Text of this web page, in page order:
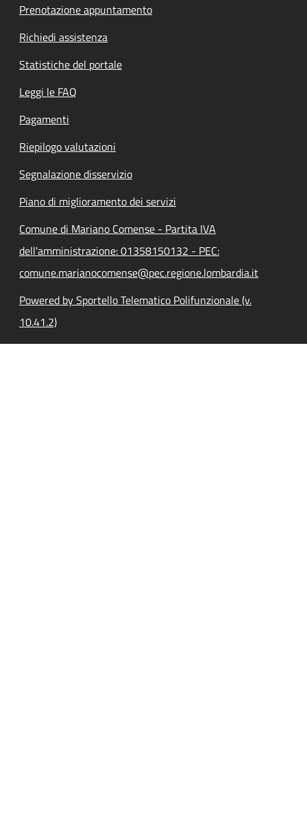
Prenotazione appuntamento
Richiedi assistenza
Statistiche del portale
Leggi le FAQ
Pagamenti
Riepilogo valutazioni
Segnalazione disservizio
Piano di miglioramento dei servizi
Comune di Mariano Comense - Partita IVA
dell'amministrazione: 01358150132 - PEC:
comune.marianocomense@pec.regione.lombardia.it
Powered by Sportello Telematico Polifunzionale (v.
10.41.2)